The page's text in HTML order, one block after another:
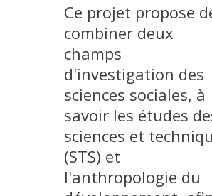
PRODUCTION
METHODS AND TOOLS
SOFTWARE
WORKING PAPERS
Ce projet propose
combiner deux
champs
d'investigation des
sciences sociales, à
savoir les études
sciences et
(STS) et
l'anthropologie du